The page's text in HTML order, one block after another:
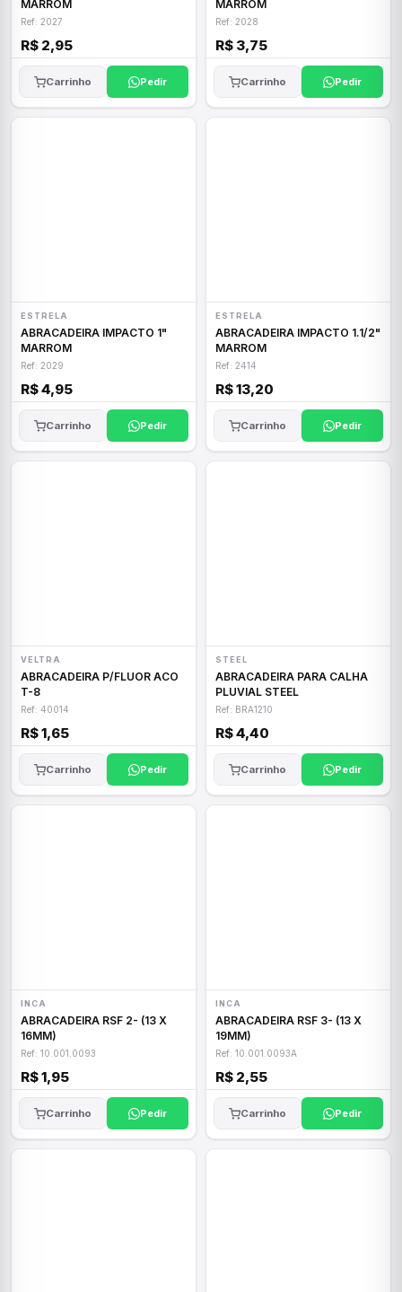
MARROM
Ref: 2027
R$ 2,95
Carrinho Pedir
MARROM
Ref: 2028
R$ 3,75
Carrinho Pedir
ESTRELA
ABRACADEIRA IMPACTO 1"
MARROM
Ref: 2029
R$ 4,95
Carrinho Pedir
ESTRELA
ABRACADEIRA IMPACTO 1.1/2"
MARROM
Ref: 2414
R$ 13,20
Carrinho Pedir
VELTRA
ABRACADEIRA P/FLUOR ACO
T-8
Ref: 40014
R$ 1,65
Carrinho Pedir
STEEL
ABRACADEIRA PARA CALHA
PLUVIAL STEEL
Ref: BRA1210
R$ 4,40
Carrinho Pedir
INCA
ABRACADEIRA RSF 2- (13 X
16MM)
Ref: 10.001.0093
R$ 1,95
Carrinho Pedir
INCA
ABRACADEIRA RSF 3- (13 X
19MM)
Ref: 10.001.0093A
R$ 2,55
Carrinho Pedir